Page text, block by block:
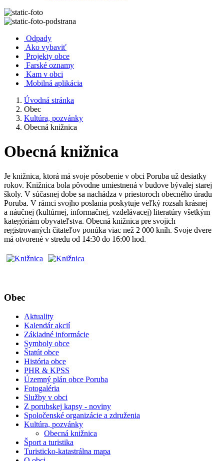
Odpady
Ako vybaviť
Projekty obce
Farské oznamy
Kam v obci
Mobilná aplikácia
Úvodná stránka
Obec
Kultúra, pozvánky
Obecná knižnica
Obecná knižnica
Je knižnica, ktorá má svoje pôsobenie v obci Poruba už desiatky
rokov. Knižnica bola pôvodne umiestnená v budove bývalej starej
školy. V súčasnej dobe sa nachádza v priestoroch obecného úradu
Poruba. V rámci svojho poslania poskytuje veľký rozsah krásnej
a náučnej (kultúrnej, informačnej, vzdelávacej) literatúry všetkým
kategóriám obyvateľstva. Obecná knižnica pre svojich
registrovaných čitateľov ponúka viac než 2 000 kníh. Svoje dvere
má otvorené v stredu od 14:30 do 16:00 hod.
Obec
Aktuality
Kalendár akcií
Základné informácie
Symboly obce
Štatút obce
História obce
PHR & KPSS
Územný plán obce Poruba
Fotogaléria
Služby v obci
Z porubskej kapsy - noviny
Spoločenské organizácie a združenia
Kultúra, pozvánky
Obecná knižnica
Šport a turistika
Turisticko-katastrálna mapa